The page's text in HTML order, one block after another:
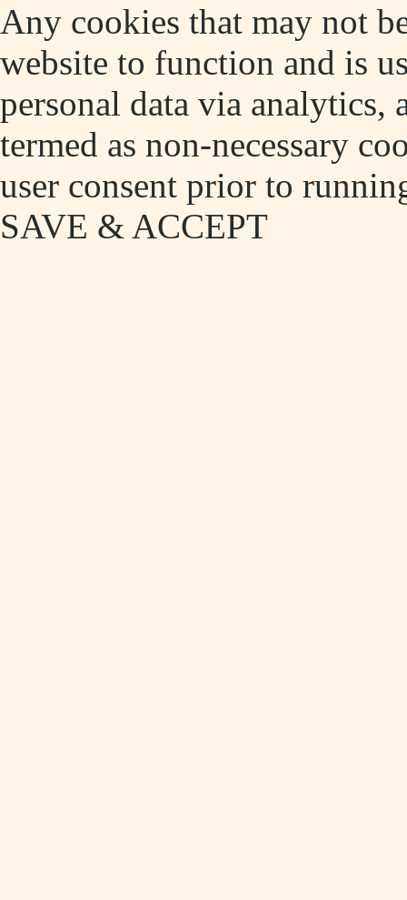
Any cookies that may not
website to function and is
personal data via analytics,
termed as non-necessary
user consent prior to
SAVE & ACCEPT